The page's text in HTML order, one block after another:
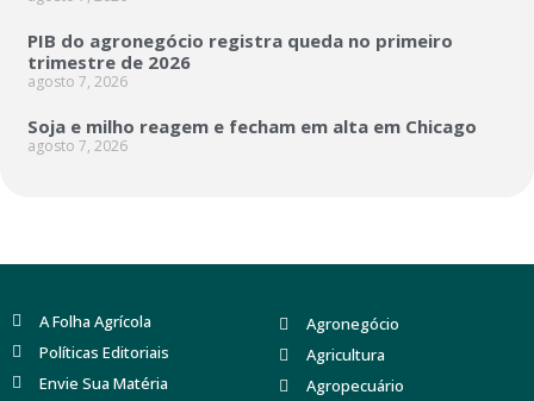
PIB do agronegócio registra queda no primeiro
trimestre de 2026
agosto 7, 2026
Soja e milho reagem e fecham em alta em Chicago
agosto 7, 2026
A Folha Agrícola
Políticas Editoriais
Envie Sua Matéria
Agronegócio
Agricultura
Agropecuário